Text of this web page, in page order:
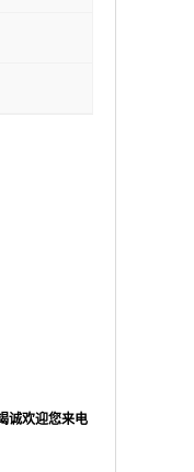
诚欢迎您来电